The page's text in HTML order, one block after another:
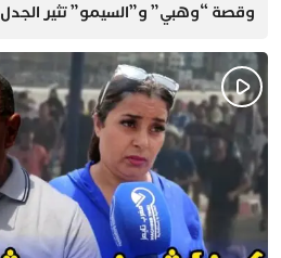
وقصة “وهبي” و”السيمو” تثير الجدل